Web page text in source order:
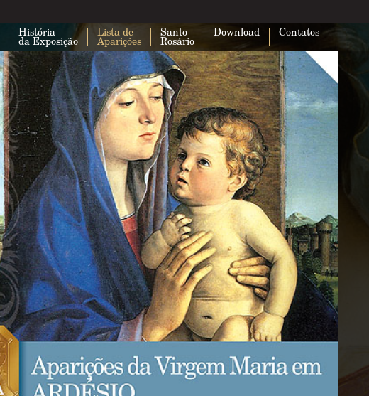
História
da Exposição
Lista de
Aparições
Santo
Rosário
Download Contatos
Esta página não carregou o Google Maps
corretamente.
Você é o proprietário deste site?